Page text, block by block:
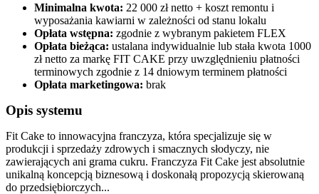
Minimalna kwota: 22 000 zł netto + koszt remontu i
wyposażania kawiarni w zależności od stanu lokalu
Opłata wstępna: zgodnie z wybranym pakietem FLEX
Opłata bieżąca: ustalana indywidualnie lub stała kwota 1000
zł netto za markę FIT CAKE przy uwzględnieniu płatności
terminowych zgodnie z 14 dniowym terminem płatności
Opłata marketingowa: brak
Opis systemu
Fit Cake to innowacyjna franczyza, która specjalizuje się w
produkcji i sprzedaży zdrowych i smacznych słodyczy, nie
zawierających ani grama cukru. Franczyza Fit Cake jest absolutnie
unikalną koncepcją biznesową i doskonałą propozycją skierowaną
do przedsiębiorczych...